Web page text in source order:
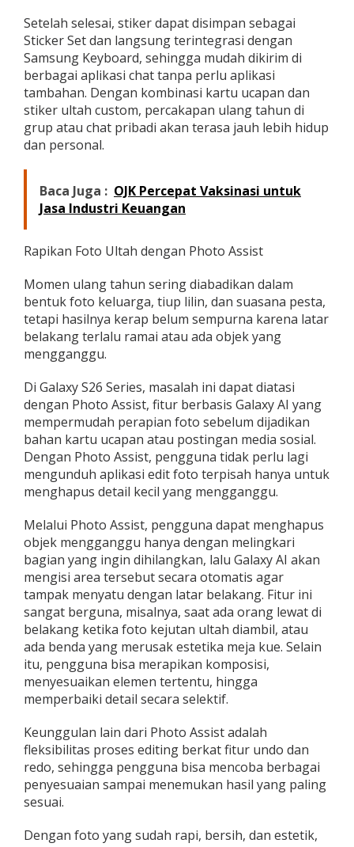
Setelah selesai, stiker dapat disimpan sebagai
Sticker Set dan langsung terintegrasi dengan
Samsung Keyboard, sehingga mudah dikirim di
berbagai aplikasi chat tanpa perlu aplikasi
tambahan. Dengan kombinasi kartu ucapan dan
stiker ultah custom, percakapan ulang tahun di
grup atau chat pribadi akan terasa jauh lebih hidup
dan personal.
Baca Juga : OJK Percepat Vaksinasi untuk
Jasa Industri Keuangan
Rapikan Foto Ultah dengan Photo Assist
Momen ulang tahun sering diabadikan dalam
bentuk foto keluarga, tiup lilin, dan suasana pesta,
tetapi hasilnya kerap belum sempurna karena latar
belakang terlalu ramai atau ada objek yang
mengganggu.
Di Galaxy S26 Series, masalah ini dapat diatasi
dengan Photo Assist, fitur berbasis Galaxy AI yang
mempermudah perapian foto sebelum dijadikan
bahan kartu ucapan atau postingan media sosial.
Dengan Photo Assist, pengguna tidak perlu lagi
mengunduh aplikasi edit foto terpisah hanya untuk
menghapus detail kecil yang mengganggu.
Melalui Photo Assist, pengguna dapat menghapus
objek mengganggu hanya dengan melingkari
bagian yang ingin dihilangkan, lalu Galaxy AI akan
mengisi area tersebut secara otomatis agar
tampak menyatu dengan latar belakang. Fitur ini
sangat berguna, misalnya, saat ada orang lewat di
belakang ketika foto kejutan ultah diambil, atau
ada benda yang merusak estetika meja kue. Selain
itu, pengguna bisa merapikan komposisi,
menyesuaikan elemen tertentu, hingga
memperbaiki detail secara selektif.
Keunggulan lain dari Photo Assist adalah
fleksibilitas proses editing berkat fitur undo dan
redo, sehingga pengguna bisa mencoba berbagai
penyesuaian sampai menemukan hasil yang paling
sesuai.
Dengan foto yang sudah rapi, bersih, dan estetik,